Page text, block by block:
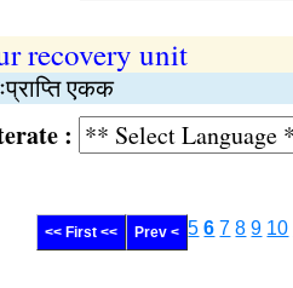
recovery unit
एकक
:
<< First << Prev < 5 6 7 8 9 10